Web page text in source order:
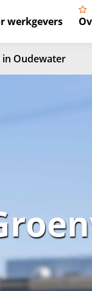
werkgevers
Oudewater